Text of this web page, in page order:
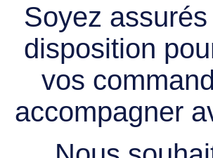
Soyez
disposition
vos
accompagner